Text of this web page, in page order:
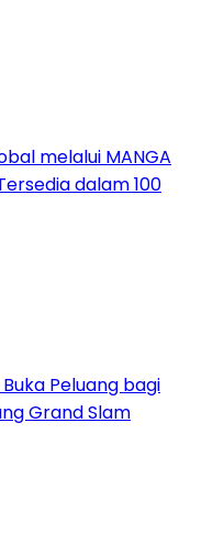
melalui MANGA
dalam 100
Peluang bagi
Grand Slam